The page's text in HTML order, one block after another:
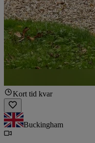
Kort tid kvar
Buckingham